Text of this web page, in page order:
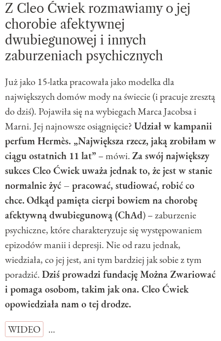
Z Cleo Ćwiek rozmawiamy o jej
chorobie afektywnej
dwubiegunowej i innych
zaburzeniach psychicznych
Już jako 15-latka pracowała jako modelka dla
największych domów mody na świecie (i pracuje zresztą
do dziś). Pojawiła się na wybiegach Marca Jacobsa i
Marni. Jej najnowsze osiągnięcie?Udział w kampanii
perfum Hermès. „Największa rzecz, jaką zrobiłam w
ciągu ostatnich 11 lat” – mówi.Za swój największy
sukces Cleo Ćwiek uważa jednak to, że jest w stanie
normalnie żyć – pracować, studiować, robić co
chce.Odkąd pamięta cierpi bowiem na chorobę
afektywną dwubiegunową (ChAd) – zaburzenie
psychiczne, które charakteryzuje się występowaniem
epizodów manii i depresji. Nie od razu jednak,
wiedziała, co jej jest, ani tym bardziej jak sobie z tym
poradzić.Dziś prowadzi fundację Można Zwariować
i pomaga osobom, takim jak ona. Cleo Ćwiek
opowiedziała nam o tej drodze.
WIDEO
…